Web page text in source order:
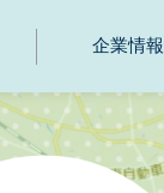
企業情報